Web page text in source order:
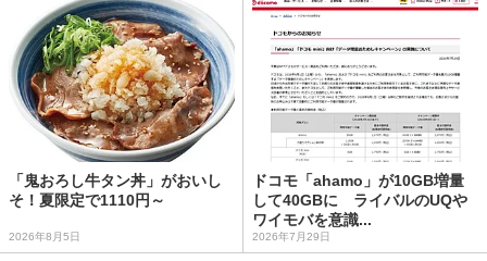
「鬼おろし牛タン丼」がおいし
そ！夏限定で1110円～
2026年8月5日
ドコモ「ahamo」が10GB増量
して40GBに ライバルのUQや
ワイモバを意識...
2026年7月29日